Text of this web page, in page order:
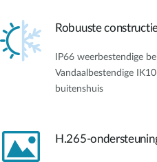
Robuuste
IP66 weerbestendige
Vandaalbestendige
buitenshuis
H.265-